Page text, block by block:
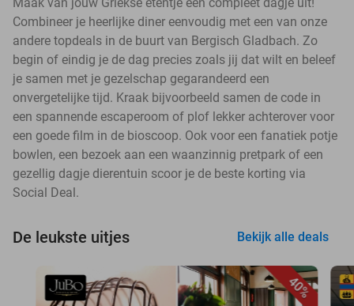
Combineer je heerlijke diner eenvoudig met een van onze
andere topdeals in de buurt van Bergisch Gladbach. Zo
begin of eindig je de dag precies zoals jij dat wilt en beleef
je samen met je gezelschap gegarandeerd een
onvergetelijke tijd. Kraak bijvoorbeeld samen de code in
een spannende escaperoom of plof lekker achterover voor
een goede film in de bioscoop. Ook voor een fanatiek potje
bowlen, een bezoek aan een waanzinnig pretpark of een
gezellig dagje dierentuin scoor je de beste korting via
Social Deal.
De leukste uitjes Bekijk alle deals
40%